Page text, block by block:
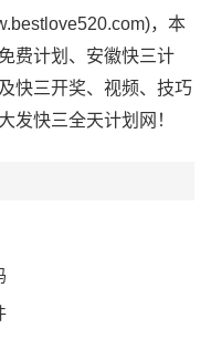
，本
费计划、安徽快三计
快三开奖、视频、技巧
发快三全天计划网！